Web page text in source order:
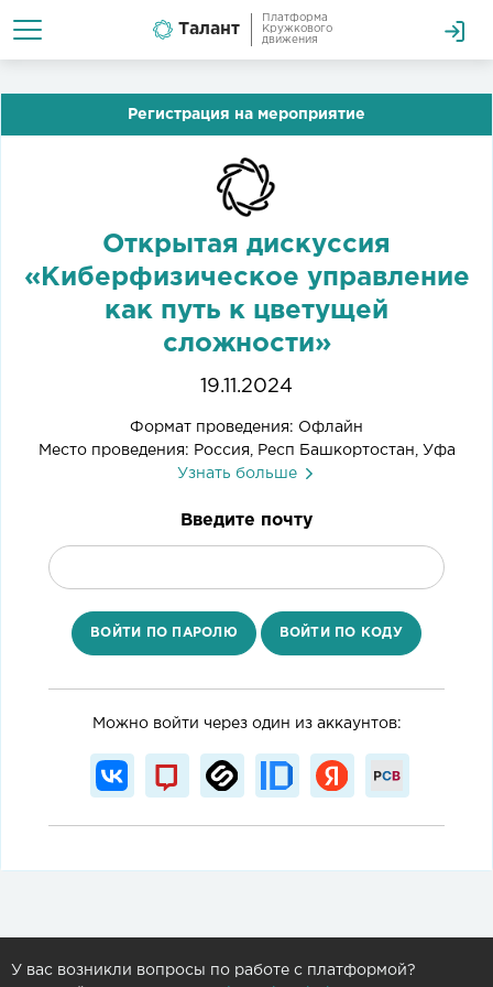
Талант
Платформа
Кружкового
движения
Регистрация на мероприятие
Открытая дискуссия
«Киберфизическое управление
как путь к цветущей
сложности»
19.11.2024
Формат проведения: Офлайн
Место проведения: Россия, Респ Башкортостан, Уфа
Узнать больше
Введите почту
ВОЙТИ ПО ПАРОЛЮ ВОЙТИ ПО КОДУ
Можно войти через один из аккаунтов:
У вас возникли вопросы по работе с платформой?